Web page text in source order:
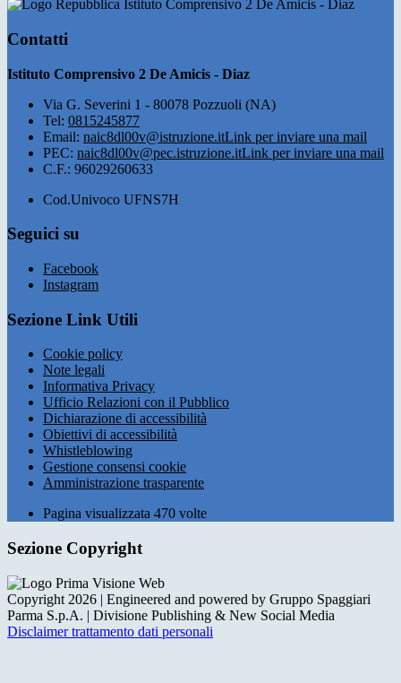
Istituto Comprensivo 2 De Amicis - Diaz
Contatti
Istituto Comprensivo 2 De Amicis - Diaz
Via G. Severini 1 - 80078 Pozzuoli (NA)
Tel: 0815245877
Email: naic8dl00v@istruzione.itLink per inviare una mail
PEC: naic8dl00v@pec.istruzione.itLink per inviare una mail
C.F.: 96029260633
Cod.Univoco UFNS7H
Seguici su
Facebook
Instagram
Sezione Link Utili
Cookie policy
Note legali
Informativa Privacy
Ufficio Relazioni con il Pubblico
Dichiarazione di accessibilità
Obiettivi di accessibilità
Whistleblowing
Gestione consensi cookie
Amministrazione trasparente
Pagina visualizzata 470 volte
Sezione Copyright
Copyright 2026 | Engineered and powered by Gruppo Spaggiari
Parma S.p.A. | Divisione Publishing & New Social Media
Disclaimer trattamento dati personali